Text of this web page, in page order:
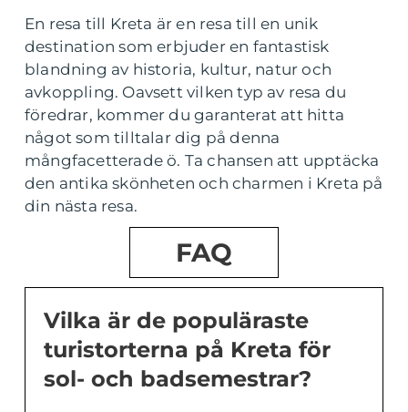
En resa till Kreta är en resa till en unik
destination som erbjuder en fantastisk
blandning av historia, kultur, natur och
avkoppling. Oavsett vilken typ av resa du
föredrar, kommer du garanterat att hitta
något som tilltalar dig på denna
mångfacetterade ö. Ta chansen att upptäcka
den antika skönheten och charmen i Kreta på
din nästa resa.
FAQ
Vilka är de populäraste
turistorterna på Kreta för
sol- och badsemestrar?